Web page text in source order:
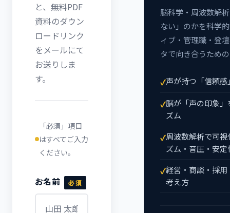
と、無料PDF
資料のダウン
ロードリンク
をメールにて
お送りしま
す。
「必須」項目
はすべてご入力
ください。
お名前 必須
脳科学・周波数解
ない」のかを科学
ィブ・管理職・登
タで向き合うため
声が持つ「信頼
脳が「声の印象
ズム
周波数解析で可
ズム・音圧・安定
経営・商談・採
考え方